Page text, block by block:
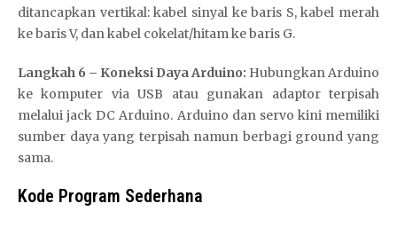
ditancapkan vertikal: kabel sinyal ke baris S, kabel merah
ke baris V, dan kabel cokelat/hitam ke baris G.
Langkah 6 – Koneksi Daya Arduino: Hubungkan Arduino
ke komputer via USB atau gunakan adaptor terpisah
melalui jack DC Arduino. Arduino dan servo kini memiliki
sumber daya yang terpisah namun berbagi ground yang
sama.
Kode Program Sederhana